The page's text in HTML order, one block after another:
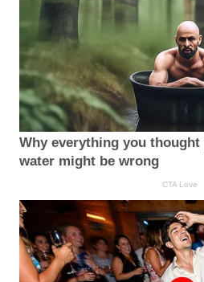
Why everything you thought
water might be wrong
CTA Love